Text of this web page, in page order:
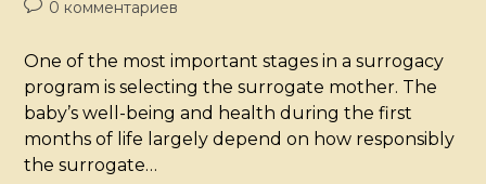
0 комментариев
One of the most important stages in a surrogacy
program is selecting the surrogate mother. The
baby’s well-being and health during the first
months of life largely depend on how responsibly
the surrogate…